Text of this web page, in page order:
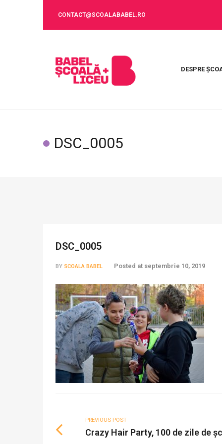
CONTACT@SCOALABABEL.RO
DESPRE
DSC_0005
DSC_0005
BY SCOALA BABEL Posted at septembrie 10, 2019
PREVIOUS POST
Crazy Hair Party, 100 de zile de